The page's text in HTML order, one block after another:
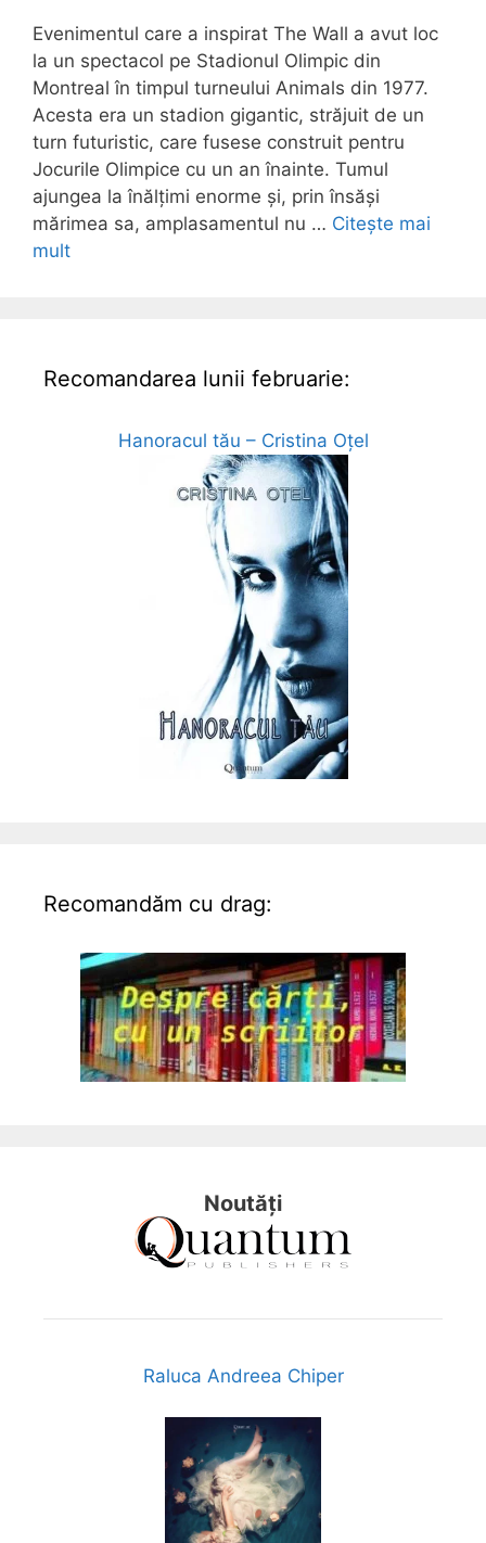
Evenimentul care a inspirat The Wall a avut loc
la un spectacol pe Stadionul Olimpic din
Montreal în timpul turneului Animals din 1977.
Acesta era un stadion gigantic, străjuit de un
turn futuristic, care fusese construit pentru
Jocurile Olimpice cu un an înainte. Tumul
ajungea la înălțimi enorme și, prin însăși
mărimea sa, amplasamentul nu … Citește mai
mult
Recomandarea lunii februarie:
Hanoracul tău – Cristina Oțel
Recomandăm cu drag:
Noutăți
Raluca Andreea Chiper